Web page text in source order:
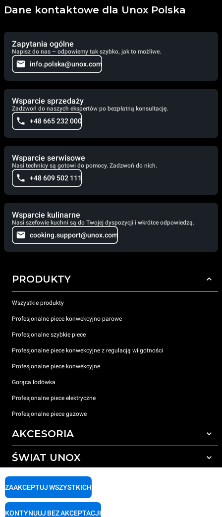
Dane kontaktowe dla Unox Polska
Zapytania ogólne
Napisz do nas – odpowiemy tak szybko, jak to możliwe.
info.polska@unox.com
Wsparcie sprzedaży
Zadzwoń do naszych ekspertów po bezpłatną konsultację.
+48 665 232 000
Wsparcie serwisowe
Nasi technicy są gotowi do pomocy. Zadzwoń do nich.
+48 609 502 111
Wsparcie kulinarne
Nasi szefowie kuchni są do Twojej dyspozycji i wkrótce odpowiedzą.
cooking.support@unox.com
PRODUKTY
Wszystkie produkty
Profesjonalne piece konwekcyjno-parowe
Profesjonalne szybkie piece
Profesjonalne piece konwekcyjne z regulacją wilgotności
Profesjonalne piece konwekcyjne
Gorąca lodówka
Profesjonalne piece elektryczne
Profesjonalne piece gazowe
AKCESORIA
Wszystkie akcesoria
Detergenty do ręcznego mycia
Uzdatnianie wody z filtrem żywicznym
ŚWIAT UNOX
ZAAKCEPTUJ WSZYSTKICH
KONTYNUUJ BEZ AKCEPTACJI